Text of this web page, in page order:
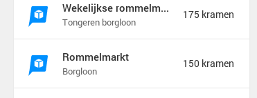
Wekelijkse rommelmarkt
Tongeren borgloon
175 kramen
Rommelmarkt
Borgloon
150 kramen